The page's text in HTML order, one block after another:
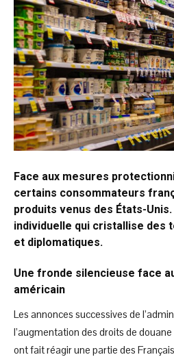
Face aux mesures
certains consommateurs
produits venus des États-
individuelle qui cristallise des
et diplomatiques.
Une fronde silencieuse face
américain
Les annonces successives de
l’augmentation des droits de
ont fait réagir une partie des